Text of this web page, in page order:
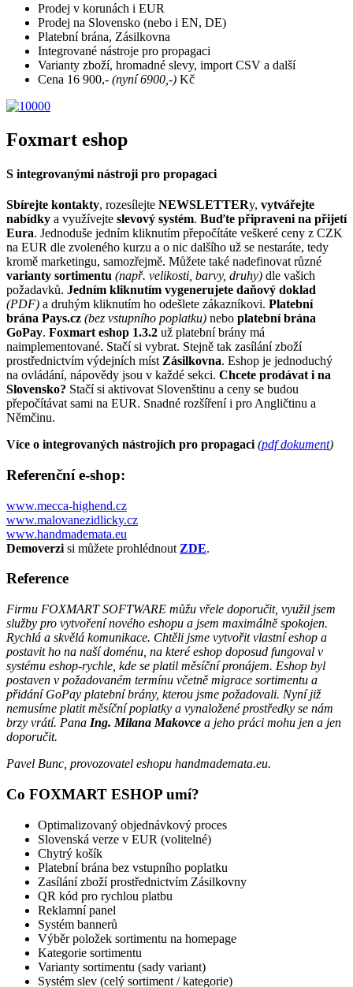
Prodej v korunách i EUR
Prodej na Slovensko (nebo i EN, DE)
Platební brána, Zásilkovna
Integrované nástroje pro propagaci
Varianty zboží, hromadné slevy, import CSV a další
Cena 16 900,- (nyní 6900,-) Kč
Foxmart eshop
S integrovanými nástroji pro propagaci
Sbírejte kontakty, rozesílejte NEWSLETTERy, vytvářejte
nabídky a využívejte slevový systém. Buďte připraveni na přijetí
Eura. Jednoduše jedním kliknutím přepočítáte veškeré ceny z CZK
na EUR dle zvoleného kurzu a o nic dalšího už se nestaráte, tedy
kromě marketingu, samozřejmě. Můžete také nadefinovat různé
varianty sortimentu (např. velikosti, barvy, druhy) dle vašich
požadavků. Jedním kliknutím vygenerujete daňový doklad
(PDF) a druhým kliknutím ho odešlete zákazníkovi. Platební
brána Pays.cz (bez vstupního poplatku) nebo platební brána
GoPay. Foxmart eshop 1.3.2 už platební brány má
naimplementované. Stačí si vybrat. Stejně tak zasílání zboží
prostřednictvím výdejních míst Zásilkovna. Eshop je jednoduchý
na ovládání, nápovědy jsou v každé sekci. Chcete prodávat i na
Slovensko? Stačí si aktivovat Slovenštinu a ceny se budou
přepočítávat sami na EUR. Snadné rozšíření i pro Angličtinu a
Němčinu.
Více o integrovaných nástrojích pro propagaci (pdf dokument)
Referenční e-shop:
www.mecca-highend.cz
www.malovanezidlicky.cz
www.handmademata.eu
Demoverzi si můžete prohlédnout ZDE.
Reference
Firmu FOXMART SOFTWARE můžu vřele doporučit, využil jsem
služby pro vytvoření nového eshopu a jsem maximálně spokojen.
Rychlá a skvělá komunikace. Chtěli jsme vytvořit vlastní eshop a
postavit ho na naší doménu, na které eshop doposud fungoval v
systému eshop-rychle, kde se platil měsíční pronájem. Eshop byl
postaven v požadovaném termínu včetně migrace sortimentu a
přidání GoPay platební brány, kterou jsme požadovali. Nyní již
nemusíme platit měsíční poplatky a vynaložené prostředky se nám
brzy vrátí. Pana Ing. Milana Makovce a jeho práci mohu jen a jen
doporučit.
Pavel Bunc, provozovatel eshopu handmademata.eu.
Co FOXMART ESHOP umí?
Optimalizovaný objednávkový proces
Slovenská verze v EUR (volitelné)
Chytrý košík
Platební brána bez vstupního poplatku
Zasílání zboží prostřednictvím Zásilkovny
QR kód pro rychlou platbu
Reklamní panel
Systém bannerů
Výběr položek sortimentu na homepage
Kategorie sortimentu
Varianty sortimentu (sady variant)
Systém slev (celý sortiment / kategorie)